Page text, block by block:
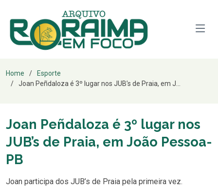
Home
Esporte
Joan Peñdaloza é 3º lugar nos JUB’s de Praia, em J...
Joan Peñdaloza é 3º lugar nos
JUB’s de Praia, em João Pessoa-
PB
Joan participa dos JUB’s de Praia pela primeira vez.